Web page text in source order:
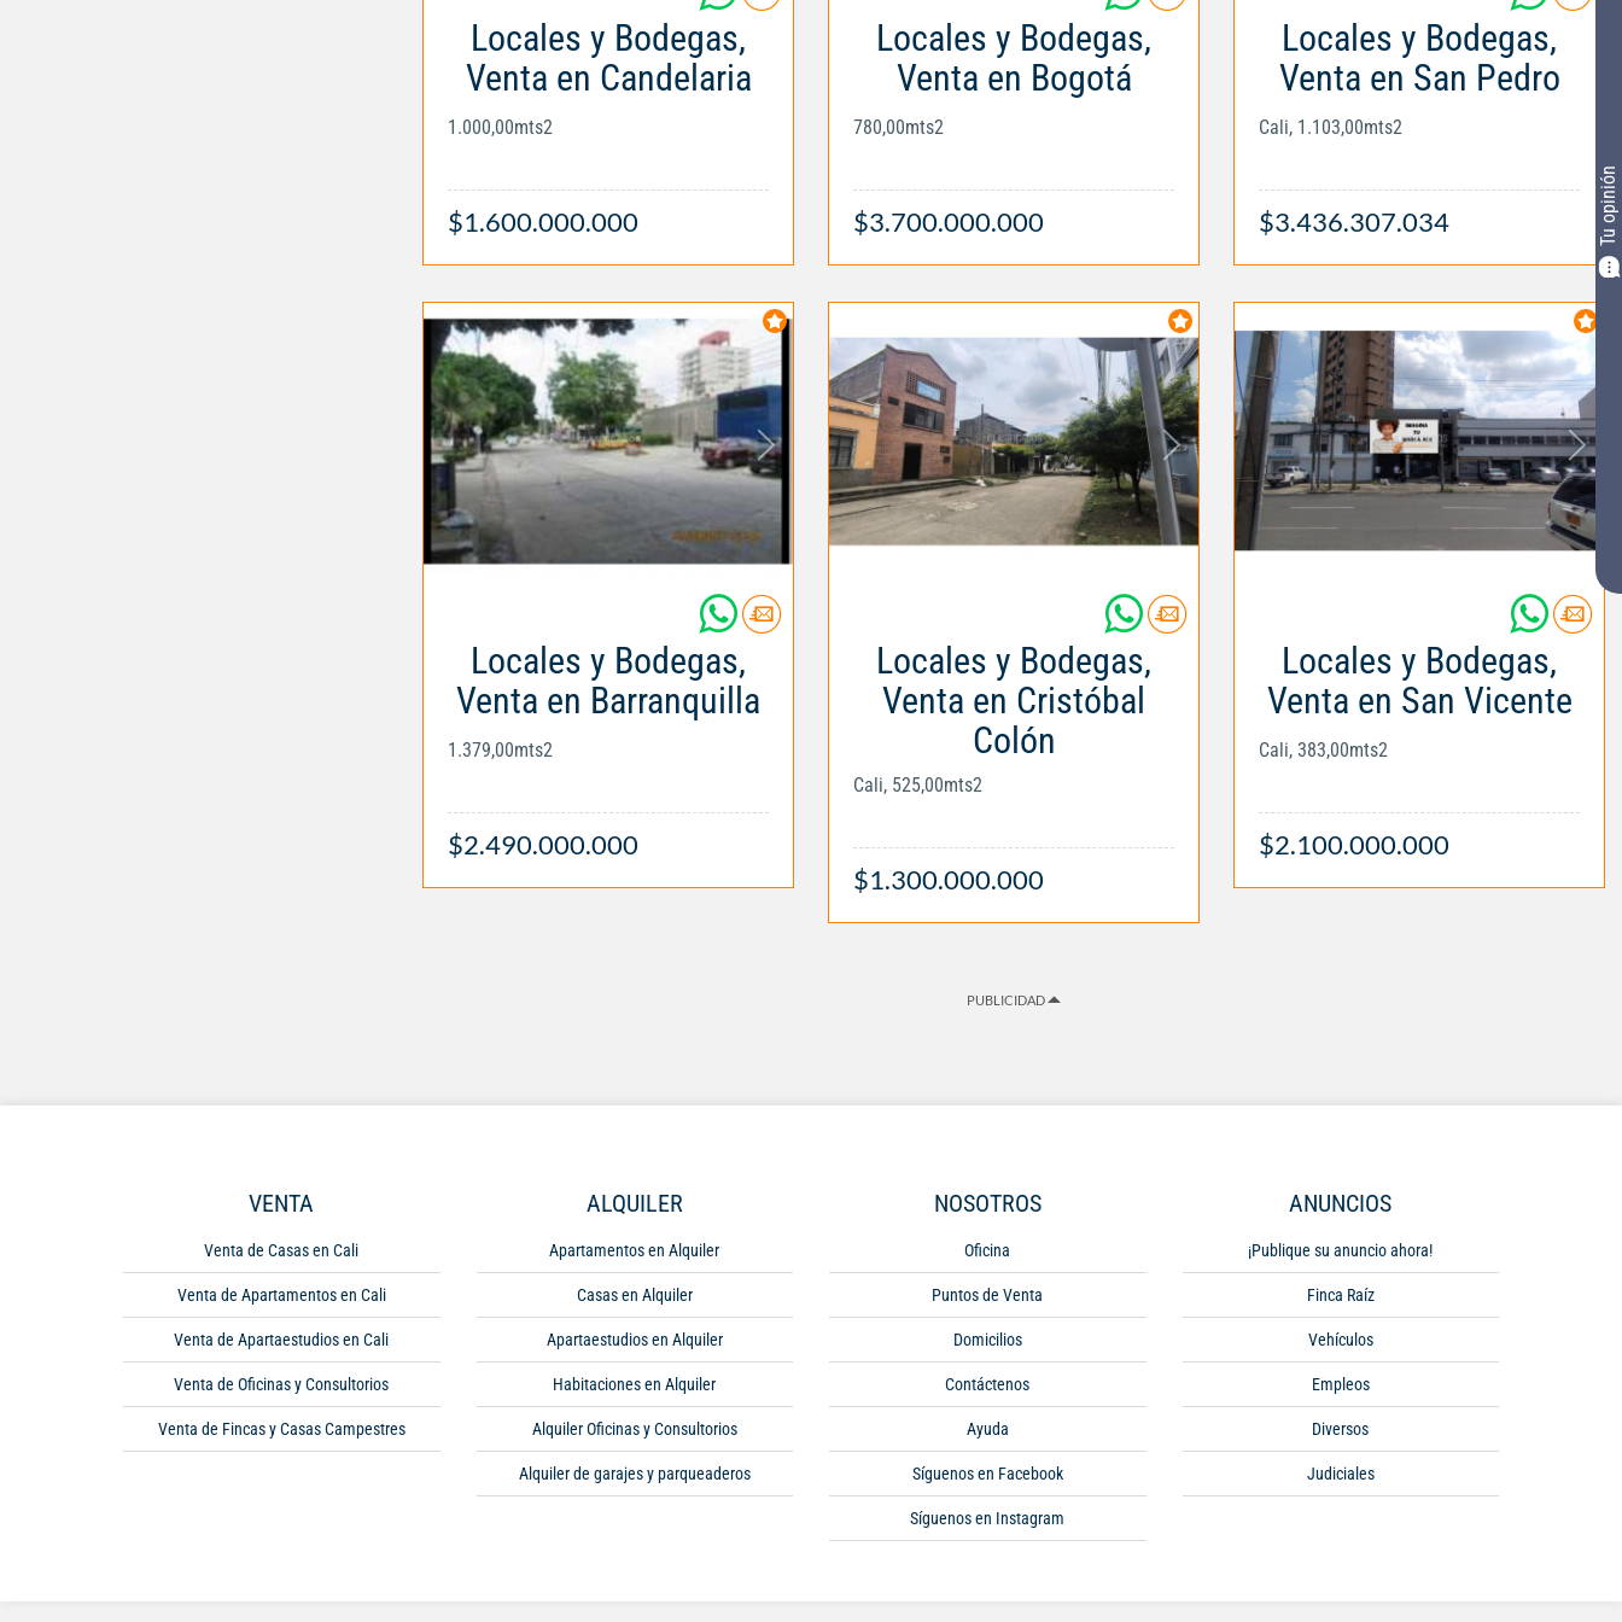
Tu opinión
Locales y Bodegas,
Venta en Candelaria
1.000,00mts2
$1.600.000.000
Locales y Bodegas,
Venta en Bogotá
780,00mts2
$3.700.000.000
Locales y Bodegas,
Venta en San Pedro
Cali, 1.103,00mts2
$3.436.307.034
Locales y Bodegas,
Venta en Barranquilla
1.379,00mts2
$2.490.000.000
Locales y Bodegas,
Venta en Cristóbal
Colón
Cali, 525,00mts2
$1.300.000.000
Locales y Bodegas,
Venta en San Vicente
Cali, 383,00mts2
$2.100.000.000
PUBLICIDAD
VENTA
Venta de Casas en Cali
Venta de Apartamentos en Cali
Venta de Apartaestudios en Cali
Venta de Oficinas y Consultorios
Venta de Fincas y Casas Campestres
ALQUILER
Apartamentos en Alquiler
Casas en Alquiler
Apartaestudios en Alquiler
Habitaciones en Alquiler
Alquiler Oficinas y Consultorios
Alquiler de garajes y parqueaderos
NOSOTROS
Oficina
Puntos de Venta
Domicilios
Contáctenos
Ayuda
Síguenos en Facebook
Síguenos en Instagram
ANUNCIOS
¡Publique su anuncio ahora!
Finca Raíz
Vehículos
Empleos
Diversos
Judiciales